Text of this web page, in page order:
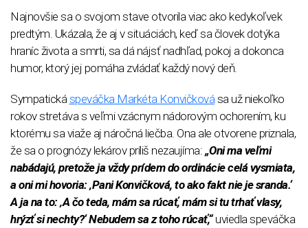
Najnovšie sa o svojom stave otvorila viac ako kedykoľvek
predtým. Ukázala, že aj v situáciách, keď sa človek dotýka
hraníc života a smrti, sa dá nájsť nadhľad, pokoj a dokonca
humor, ktorý jej pomáha zvládať každý nový deň.
Sympatická speváčka Markéta Konvičková sa už niekoľko
rokov stretáva s veľmi vzácnym nádorovým ochorením, ku
ktorému sa viaže aj náročná liečba. Ona ale otvorene priznala,
že sa o prognózy lekárov príliš nezaujíma: „Oni ma veľmi
nabádajú, pretože ja vždy prídem do ordinácie celá vysmiata,
a oni mi hovoria: ‚Pani Konvičková, to ako fakt nie je sranda.‘
A ja na to: ‚A čo teda, mám sa rúcať, mám si tu trhať vlasy,
hrýzť si nechty?‘ Nebudem sa z toho rúcať,“uviedla speváčka